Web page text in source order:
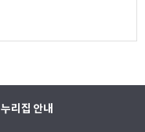
누리집 안내